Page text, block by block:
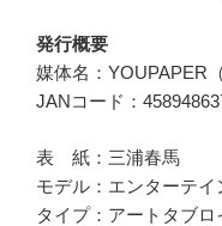
発行概要
媒体名：YOUPAPER（
JANコード：
表 紙：三浦春馬
モデル：エンターテイ
タイプ：アートタブロ